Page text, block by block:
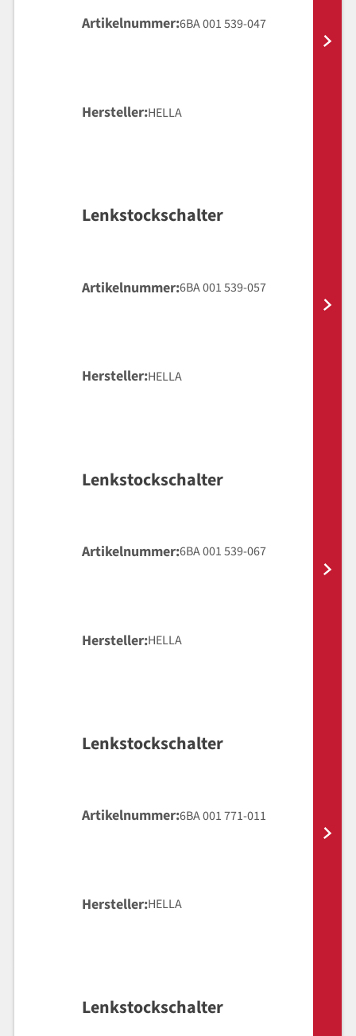
Artikelnummer 6BA 001 539-047
Hersteller HELLA
Lenkstockschalter
Artikelnummer 6BA 001 539-057
Hersteller HELLA
Lenkstockschalter
Artikelnummer 6BA 001 539-067
Hersteller HELLA
Lenkstockschalter
Artikelnummer 6BA 001 771-011
Hersteller HELLA
Lenkstockschalter